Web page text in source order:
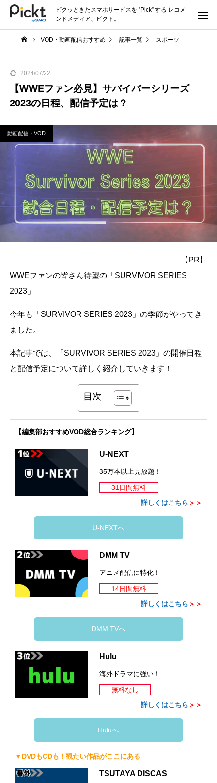
ピクッときたスマホサービスを ”Pick” する レコメ
ンドメディア、ピクト。
VOD・動画配信おすすめ 記事一覧 スポーツ
2024/07/22
【WWEファン必見】サバイバーシリーズ
2023の日程、配信予定は？
動画配信・VOD
【PR】
WWEファンの皆さん待望の「SURVIVOR SERIES
2023」
今年も「SURVIVOR SERIES 2023」の季節がやってき
ました。
本記事では、「SURVIVOR SERIES 2023」の開催日程
と配信予定について詳しく紹介していきます！
目次
【編集部おすすめVOD総合ランキング】
U-NEXT
35万本以上見放題！
31日間無料
詳しくはこちら ＞＞
U-NEXTへ
DMM TV
アニメ配信に特化！
14日間無料
詳しくはこちら ＞＞
DMM TVへ
Hulu
海外ドラマに強い！
無料なし
詳しくはこちら ＞＞
Huluへ
▼DVDもCDも！観たい作品がここにある
TSUTAYA DISCAS